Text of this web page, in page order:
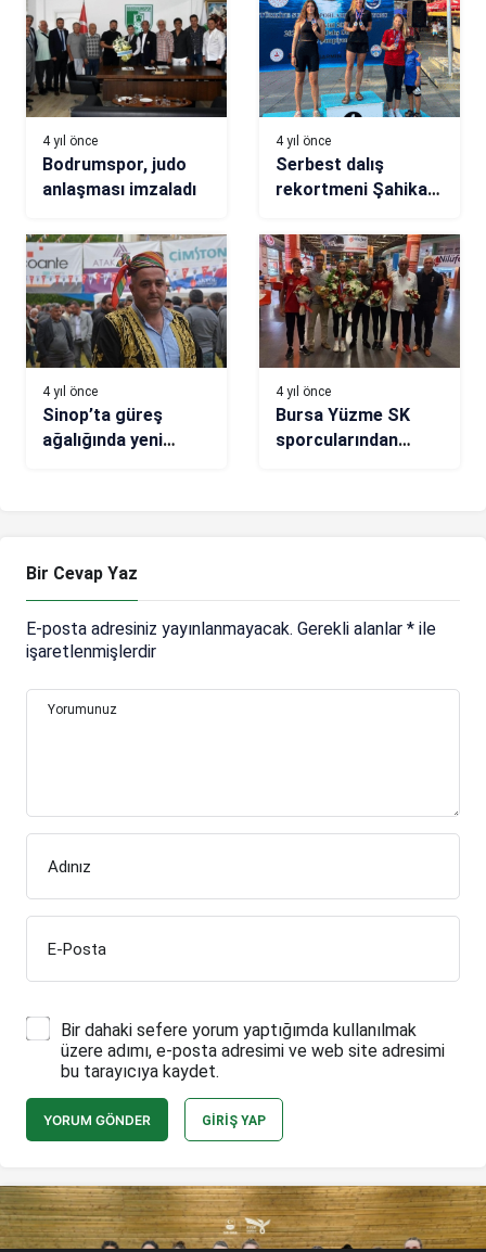
4 yıl önce
Bodrumspor, judo
anlaşması imzaladı
4 yıl önce
Serbest dalış
rekortmeni Şahika
birincilik kazandı
4 yıl önce
Sinop’ta güreş
ağalığında yeni
4 yıl önce
Bursa Yüzme SK
sporcularından
Bir Cevap Yaz
E-posta adresiniz yayınlanmayacak. Gerekli alanlar * ile
işaretlenmişlerdir
Yorumunuz
Adınız
E-Posta
Bir dahaki sefere yorum yaptığımda kullanılmak
üzere adımı, e-posta adresimi ve web site adresimi
bu tarayıcıya kaydet.
YORUM GÖNDER GIRIŞ YAP